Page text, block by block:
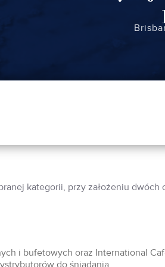
kategorii, przy założeniu
i bufetowych oraz International
do śniadania